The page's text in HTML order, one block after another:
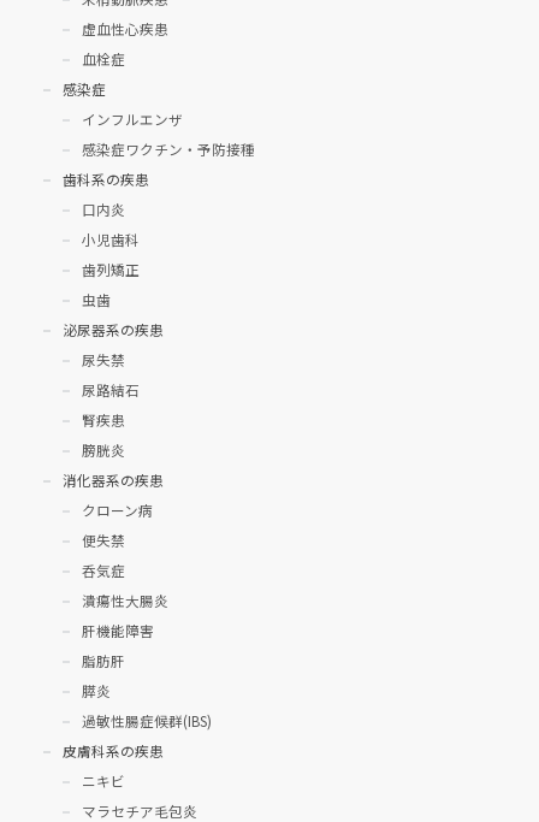
虚血性心疾患
血栓症
感染症
インフルエンザ
感染症ワクチン・予防接種
歯科系の疾患
口内炎
小児歯科
歯列矯正
虫歯
泌尿器系の疾患
尿失禁
尿路結石
腎疾患
膀胱炎
消化器系の疾患
クローン病
便失禁
呑気症
潰瘍性大腸炎
肝機能障害
脂肪肝
膵炎
過敏性腸症候群(IBS)
皮膚科系の疾患
ニキビ
マラセチア毛包炎